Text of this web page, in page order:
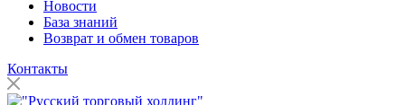
Новости
База знаний
Возврат и обмен товаров
Контакты